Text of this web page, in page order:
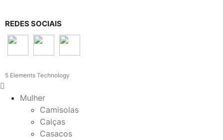
REDES SOCIAIS
5 Elements Technology
Mulher
Camisolas
Calças
Casacos